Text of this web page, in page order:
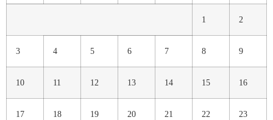
1 2
3 4 5 6 7 8 9
10 11 12 13 14 15 16
17 18 19 20 21 22 23